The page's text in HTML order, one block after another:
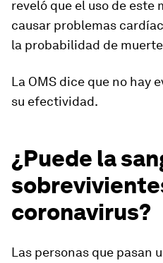
reveló que el uso de este
causar problemas
la probabilidad de
La OMS dice que no hay
su efectividad.
¿Puede la
coronavirus?
Las personas que pasan